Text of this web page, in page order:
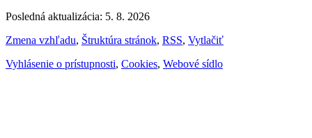
Posledná aktualizácia: 5. 8. 2026
Zmena vzhľadu, Štruktúra stránok, RSS, Vytlačiť
Vyhlásenie o prístupnosti, Cookies, Webové sídlo